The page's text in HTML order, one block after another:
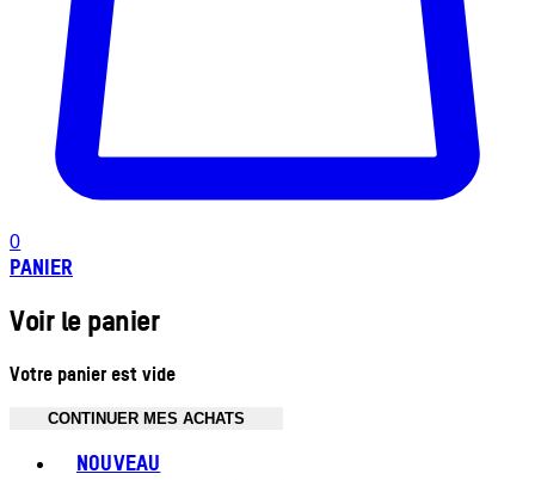
0
PANIER
Voir le panier
Votre panier est vide
CONTINUER MES ACHATS
NOUVEAU